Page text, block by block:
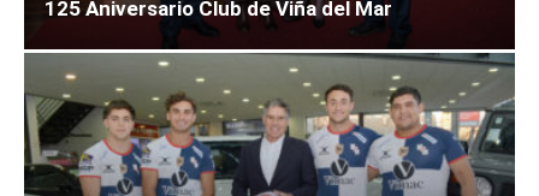
125 Aniversario Club de Viña del Mar